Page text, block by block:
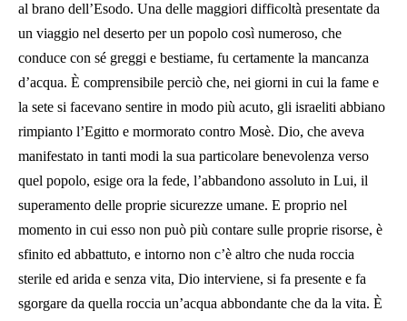
al brano dell’Esodo. Una delle maggiori difficoltà presentate da
un viaggio nel deserto per un popolo così numeroso, che
conduce con sé greggi e bestiame, fu certamente la mancanza
d’acqua. È comprensibile perciò che, nei giorni in cui la fame e
la sete si facevano sentire in modo più acuto, gli israeliti abbiano
rimpianto l’Egitto e mormorato contro Mosè. Dio, che aveva
manifestato in tanti modi la sua particolare benevolenza verso
quel popolo, esige ora la fede, l’abbandono assoluto in Lui, il
superamento delle proprie sicurezze umane. E proprio nel
momento in cui esso non può più contare sulle proprie risorse, è
sfinito ed abbattuto, e intorno non c’è altro che nuda roccia
sterile ed arida e senza vita, Dio interviene, si fa presente e fa
sgorgare da quella roccia un’acqua abbondante che da la vita. È